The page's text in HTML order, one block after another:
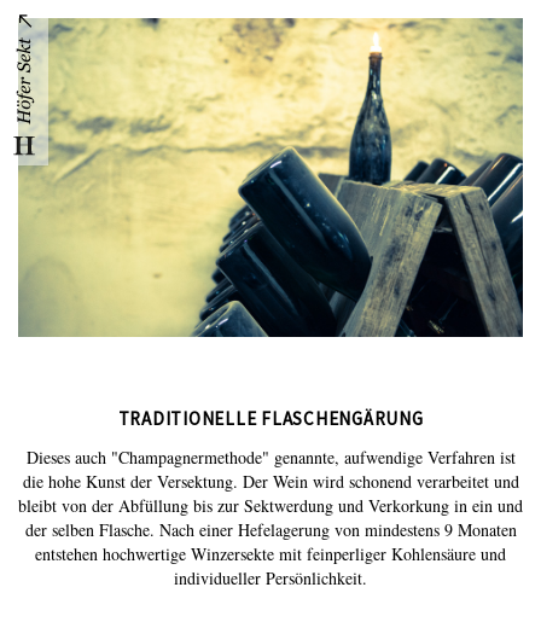
TRADITIONELLE FLASCHENGÄRUNG
Dieses auch "Champagnermethode" genannte, aufwendige Verfahren ist
die hohe Kunst der Versektung. Der Wein wird schonend verarbeitet und
bleibt von der Abfüllung bis zur Sektwerdung und Verkorkung in ein und
der selben Flasche. Nach einer Hefelagerung von mindestens 9 Monaten
entstehen hochwertige Winzersekte mit feinperliger Kohlensäure und
individueller Persönlichkeit.